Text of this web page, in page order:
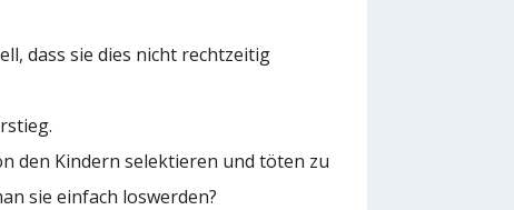
dass sie dies nicht rechtzeitig
den Kindern selektieren und töten zu
sie einfach loswerden?